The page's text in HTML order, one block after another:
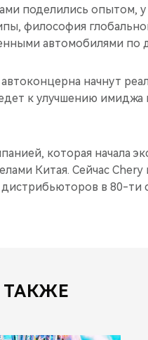
поделились опытом,
философия
автомобилями по
начнут
к улучшению
которая начала
Китая. Сейчас
в 80-ти
ТАКЖЕ